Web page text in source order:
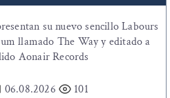
su nuevo sencillo Labours
llamado The Way y editado a
Aonair Records
06.08.2026 101